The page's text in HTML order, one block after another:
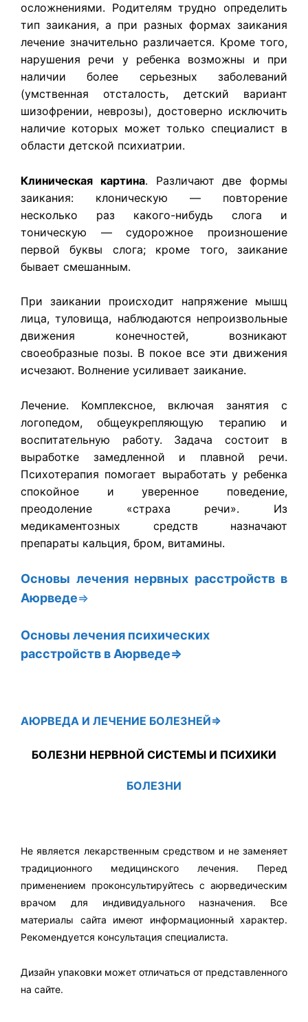
осложнениями. Родителям трудно определить
тип заикания, а при разных формах заикания
лечение значительно различается. Кроме того,
нарушения речи у ребенка возможны и при
наличии более серьезных заболеваний
(умственная отсталость, детский вариант
шизофрении, неврозы), достоверно исключить
наличие которых может только специалист в
области детской психиатрии.
Клиническая картина. Различают две формы
заикания: клоническую — повторение
несколько раз какого-нибудь слога и
тоническую — судорожное произношение
первой буквы слога; кроме того, заикание
бывает смешанным.
При заикании происходит напряжение мышц
лица, туловища, наблюдаются непроизвольные
движения конечностей, возникают
своеобразные позы. В покое все эти движения
исчезают. Волнение усиливает заикание.
Лечение. Комплексное, включая занятия с
логопедом, общеукрепляющую терапию и
воспитательную работу. Задача состоит в
выработке замедленной и плавной речи.
Психотерапия помогает выработать у ребенка
спокойное и уверенное поведение,
преодоление «страха речи». Из
медикаментозных средств назначают
препараты кальция, бром, витамины.
Основы лечения нервных расстройств в
Аюрведе⇒
Основы лечения психических
расстройств в Аюрведе⇒
АЮРВЕДА И ЛЕЧЕНИЕ БОЛЕЗНЕЙ⇒
БОЛЕЗНИ НЕРВНОЙ СИСТЕМЫ И ПСИХИКИ
БОЛЕЗНИ
Не является лекарственным средством и не заменяет
традиционного медицинского лечения. Перед
применением проконсультируйтесь с аюрведическим
врачом для индивидуального назначения. Все
материалы сайта имеют информационный характер.
Рекомендуется консультация специалиста.
Дизайн упаковки может отличаться от представленного
на сайте.